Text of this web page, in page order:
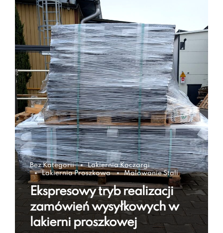
Bez Kategorii
Lakiernia Koczargi
Lakiernia Proszkowa
Malowanie Stali
Ekspresowy tryb realizacji
zamówień wysyłkowych w
lakierni proszkowej